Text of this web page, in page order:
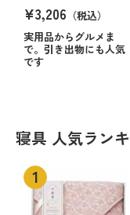
¥3,206 （税込）
実用品からグルメま
で。引き出物にも人気
です
寝具 人気ラン